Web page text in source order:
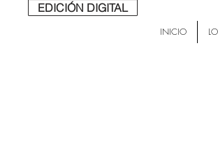
EDICIÓN DIGITAL
INICIO